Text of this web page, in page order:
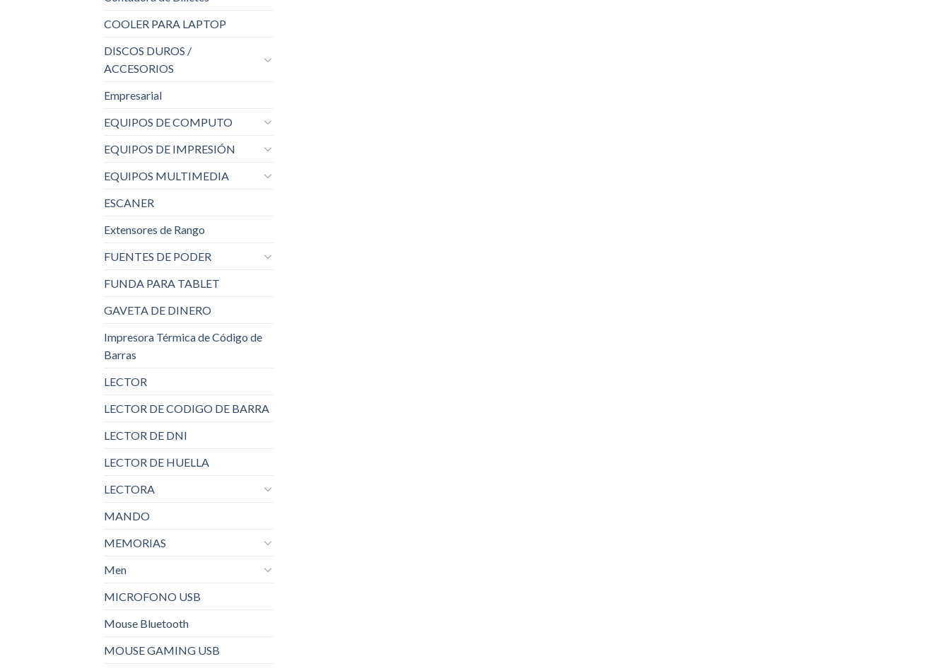
COOLER PARA LAPTOP
DISCOS DUROS /
ACCESORIOS
Empresarial
EQUIPOS DE COMPUTO
EQUIPOS DE IMPRESIÓN
EQUIPOS MULTIMEDIA
ESCANER
Extensores de Rango
FUENTES DE PODER
FUNDA PARA TABLET
GAVETA DE DINERO
Impresora Térmica de Código de
Barras
LECTOR
LECTOR DE CODIGO DE BARRA
LECTOR DE DNI
LECTOR DE HUELLA
LECTORA
MANDO
MEMORIAS
Men
MICROFONO USB
Mouse Bluetooth
MOUSE GAMING USB